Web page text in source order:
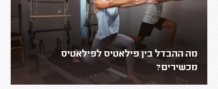
מה ההבדל בין פילאטיס לפילאטיס
מכשירים?